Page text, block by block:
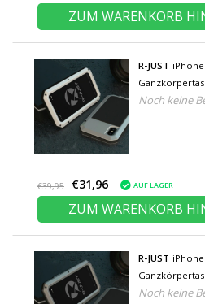
ZUM WARENKORB
R-JUST iPhone
Noch keine
€39,95 €31,96 AUF LAGER
ZUM WARENKORB
R-JUST iPhone
Noch keine